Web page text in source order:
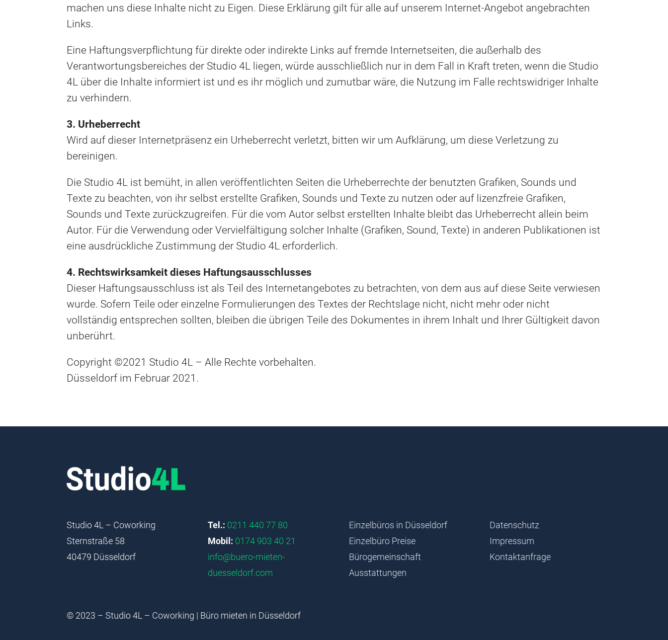
machen uns diese Inhalte nicht zu Eigen. Diese Erklärung gilt für alle auf unserem Internet-Angebot angebrachten
Links.
Eine Haftungsverpflichtung für direkte oder indirekte Links auf fremde Internetseiten, die außerhalb des
Verantwortungsbereiches der Studio 4L liegen, würde ausschließlich nur in dem Fall in Kraft treten, wenn die Studio
4L über die Inhalte informiert ist und es ihr möglich und zumutbar wäre, die Nutzung im Falle rechtswidriger Inhalte
zu verhindern.
3. Urheberrecht
Wird auf dieser Internetpräsenz ein Urheberrecht verletzt, bitten wir um Aufklärung, um diese Verletzung zu
bereinigen.
Die Studio 4L ist bemüht, in allen veröffentlichten Seiten die Urheberrechte der benutzten Grafiken, Sounds und
Texte zu beachten, von ihr selbst erstellte Grafiken, Sounds und Texte zu nutzen oder auf lizenzfreie Grafiken,
Sounds und Texte zurückzugreifen. Für die vom Autor selbst erstellten Inhalte bleibt das Urheberrecht allein beim
Autor. Für die Verwendung oder Vervielfältigung solcher Inhalte (Grafiken, Sound, Texte) in anderen Publikationen ist
eine ausdrückliche Zustimmung der Studio 4L erforderlich.
4. Rechtswirksamkeit dieses Haftungsausschlusses
Dieser Haftungsausschluss ist als Teil des Internetangebotes zu betrachten, von dem aus auf diese Seite verwiesen
wurde. Sofern Teile oder einzelne Formulierungen des Textes der Rechtslage nicht, nicht mehr oder nicht
vollständig entsprechen sollten, bleiben die übrigen Teile des Dokumentes in ihrem Inhalt und Ihrer Gültigkeit davon
unberührt.
Copyright ©2021 Studio 4L – Alle Rechte vorbehalten.
Düsseldorf im Februar 2021.
Studio 4L – Coworking
Sternstraße 58
40479 Düsseldorf
Tel.: 0211 440 77 80
Mobil: 0174 903 40 21
info@buero-mieten-
duesseldorf.com
Einzelbüros in Düsseldorf
Einzelbüro Preise
Bürogemeinschaft
Ausstattungen
Datenschutz
Impressum
Kontaktanfrage
© 2023 – Studio 4L – Coworking | Büro mieten in Düsseldorf